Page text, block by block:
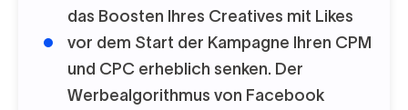
das Boosten Ihres Creatives mit Likes
vor dem Start der Kampagne Ihren CPM
und CPC erheblich senken. Der
Werbealgorithmus von Facebook